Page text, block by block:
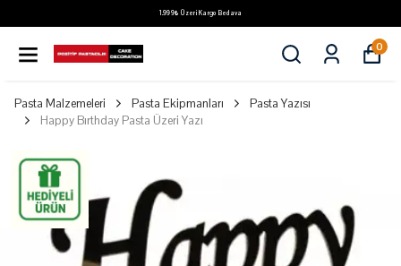
1.999₺ Üzeri Kargo Bedava
0
Pasta Malzemeleri Pasta Ekipmanları
Pasta Yazısı
Happy Bırthday Pasta Üzeri Yazı